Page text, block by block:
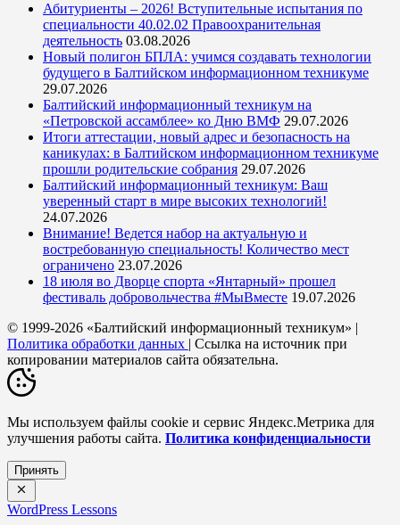
Абитуриенты – 2026! Вступительные испытания по
специальности 40.02.02 Правоохранительная
деятельность 03.08.2026
Новый полигон БПЛА: учимся создавать технологии
будущего в Балтийском информационном техникуме
29.07.2026
Балтийский информационный техникум на
«Петровской ассамблее» ко Дню ВМФ 29.07.2026
Итоги аттестации, новый адрес и безопасность на
каникулах: в Балтийском информационном техникуме
прошли родительские собрания 29.07.2026
Балтийский информационный техникум: Ваш
уверенный старт в мире высоких технологий!
24.07.2026
Внимание! Ведется набор на актуальную и
востребованную специальность! Количество мест
ограничено 23.07.2026
18 июля во Дворце спорта «Янтарный» прошел
фестиваль добровольчества #МыВместе 19.07.2026
© 1999-2026 «Балтийский информационный техникум» |
Политика обработки данных | Ссылка на источник при
копировании материалов сайта обязательна.
Мы используем файлы cookie и сервис Яндекс.Метрика для
улучшения работы сайта. Политика конфиденциальности
Принять
WordPress Lessons